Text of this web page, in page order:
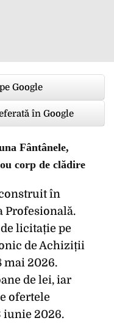
Google
în Google
Fântânele,
corp de clădire
în
Profesională.
licitație pe
de Achiziții
mai 2026.
de lei, iar
ofertele
iunie 2026.